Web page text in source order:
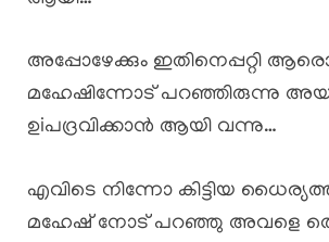
അപ്പോഴേക്കും ഇതിനെപ്പറ്റി
മഹേഷിന്നോട് പറഞ്ഞിരുന്നു
ഉiപദ്രവിക്കാൻ ആയി വന്നു…
എവിടെ നിന്നോ കിട്ടിയ
മഹേഷ് നോട് പറഞ്ഞു അവളെ